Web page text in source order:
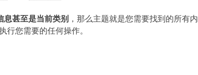
甚至是当前类别 ，那么主题就是您需要找到的所有内
行您需要的任何操作。